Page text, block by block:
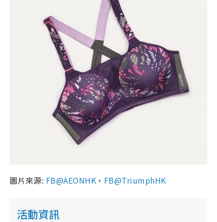
圖片來源: FB@AEONHK ， FB@TriumphHK
活動資訊